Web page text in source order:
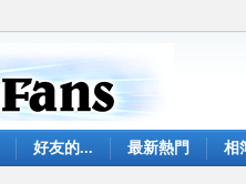
好友的... 最新熱門 相